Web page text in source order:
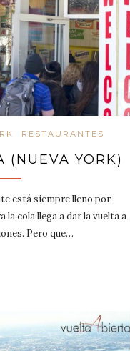
RESTAURANTES
(NUEVA YORK)
está siempre lleno por
la cola llega a dar la vuelta a
Pero que…